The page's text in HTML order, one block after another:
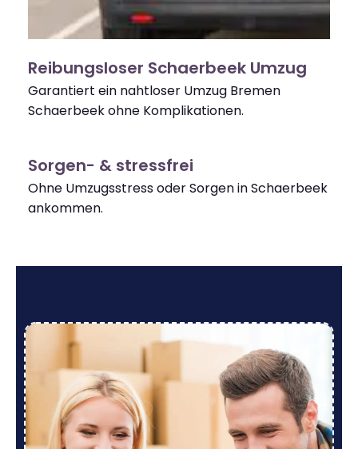
Reibungsloser Schaerbeek Umzug
Garantiert ein nahtloser Umzug Bremen
Schaerbeek ohne Komplikationen.
Sorgen- & stressfrei
Ohne Umzugsstress oder Sorgen in Schaerbeek
ankommen.